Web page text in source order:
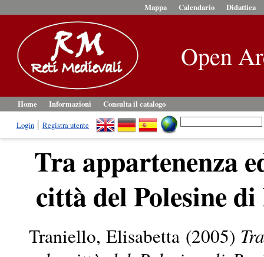
Mappa Calendario Didattica
Open
Home Informazioni
Consulta il catalogo
Login
Registra utente
Tra appartenenza
città del Polesine
Traniello, Elisabetta (2005)